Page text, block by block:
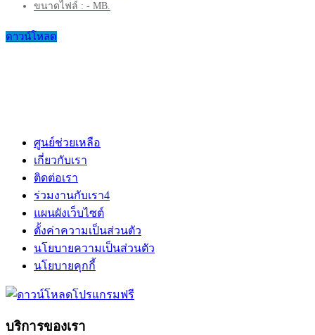
ขนาดไฟล์ : - MB.
ดาวน์โหลด
ศูนย์ช่วยเหลือ
เกี่ยวกับเรา
ติดต่อเรา
ร่วมงานกับเรา4
แผนผังเว็บไซต์
ตั้งค่าความเป็นส่วนตัว
นโยบายความเป็นส่วนตัว
นโยบายคุกกี้
บริการของเรา